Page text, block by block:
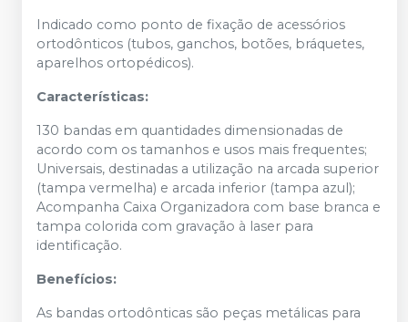
Indicado como ponto de fixação de acessórios
ortodônticos (tubos, ganchos, botões, bráquetes,
aparelhos ortopédicos).
Características:
130 bandas em quantidades dimensionadas de
acordo com os tamanhos e usos mais frequentes;
Universais, destinadas a utilização na arcada superior
(tampa vermelha) e arcada inferior (tampa azul);
Acompanha Caixa Organizadora com base branca e
tampa colorida com gravação à laser para
identificação.
Benefícios:
As bandas ortodônticas são peças metálicas para